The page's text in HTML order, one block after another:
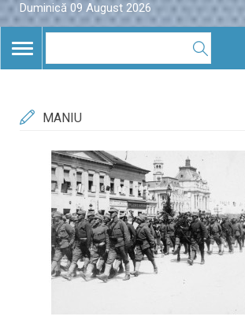
Duminică 09 August 2026
TOGGLE
NAVIGATION
MANIU